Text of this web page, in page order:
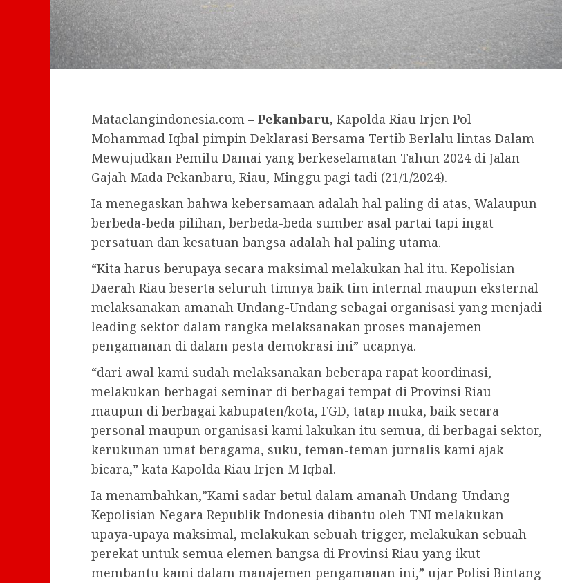
Mataelangindonesia.com – Pekanbaru, Kapolda Riau Irjen Pol
Mohammad Iqbal pimpin Deklarasi Bersama Tertib Berlalu lintas Dalam
Mewujudkan Pemilu Damai yang berkeselamatan Tahun 2024 di Jalan
Gajah Mada Pekanbaru, Riau, Minggu pagi tadi (21/1/2024).
Ia menegaskan bahwa kebersamaan adalah hal paling di atas, Walaupun
berbeda-beda pilihan, berbeda-beda sumber asal partai tapi ingat
persatuan dan kesatuan bangsa adalah hal paling utama.
“Kita harus berupaya secara maksimal melakukan hal itu. Kepolisian
Daerah Riau beserta seluruh timnya baik tim internal maupun eksternal
melaksanakan amanah Undang-Undang sebagai organisasi yang menjadi
leading sektor dalam rangka melaksanakan proses manajemen
pengamanan di dalam pesta demokrasi ini” ucapnya.
“dari awal kami sudah melaksanakan beberapa rapat koordinasi,
melakukan berbagai seminar di berbagai tempat di Provinsi Riau
maupun di berbagai kabupaten/kota, FGD, tatap muka, baik secara
personal maupun organisasi kami lakukan itu semua, di berbagai sektor,
kerukunan umat beragama, suku, teman-teman jurnalis kami ajak
bicara,” kata Kapolda Riau Irjen M Iqbal.
Ia menambahkan,”Kami sadar betul dalam amanah Undang-Undang
Kepolisian Negara Republik Indonesia dibantu oleh TNI melakukan
upaya-upaya maksimal, melakukan sebuah trigger, melakukan sebuah
perekat untuk semua elemen bangsa di Provinsi Riau yang ikut
membantu kami dalam manajemen pengamanan ini,” ujar Polisi Bintang